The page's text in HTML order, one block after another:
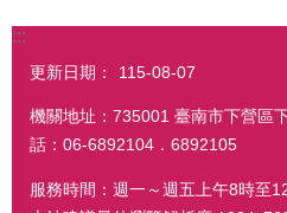
:::
更新日期： 115-08-07
機關地址：735001 臺南市下營區
話：06-6892104．6892105
服務時間：週一～週五上午8時至